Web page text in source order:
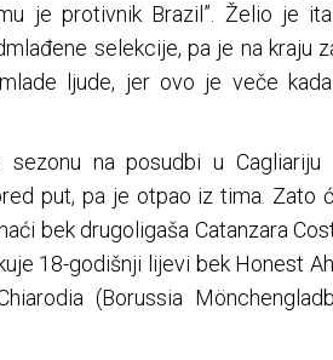
je protivnik Brazil”. Želio je
selekcije, pa je na kraju
ljude, jer ovo je veče
na posudbi u Cagliariju
put, pa je otpao iz tima. Zato
bek drugoligaša Catanzara
18-godišnji lijevi bek Honest
(Borussia